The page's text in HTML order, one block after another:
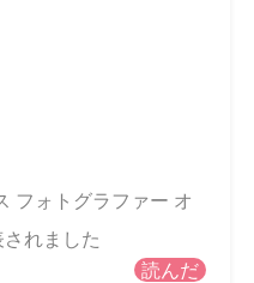
フォトグラファー オ
れました
読んだ